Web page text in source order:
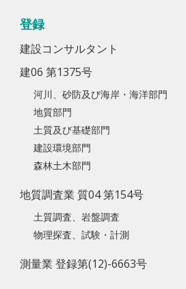
登録
建設コンサルタント
建06 第1375号
河川、砂防及び海岸・海洋部門
地質部門
土質及び基礎部門
建設環境部門
森林土木部門
地質調査業 質04 第154号
土質調査、岩盤調査
物理探査、試験・計測
測量業 登録第(12)-6663号